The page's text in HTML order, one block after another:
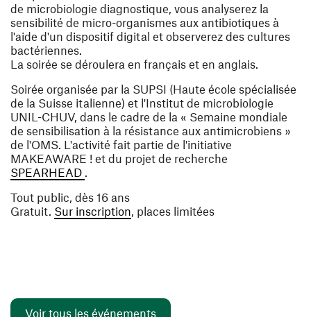
de microbiologie diagnostique, vous analyserez la
sensibilité de micro-organismes aux antibiotiques à
l'aide d'un dispositif digital et observerez des cultures
bactériennes.
La soirée se déroulera en français et en anglais.
Soirée organisée par la SUPSI (Haute école spécialisée
de la Suisse italienne) et l'Institut de microbiologie
UNIL-CHUV, dans le cadre de la « Semaine mondiale
de sensibilisation à la résistance aux antimicrobiens »
de l'OMS. L'activité fait partie de l'initiative
MAKEAWARE ! et du projet de recherche
SPEARHEAD .
Tout public, dès 16 ans
Gratuit. Sur inscription (ouvre une nouvelle fenêtre)
, places limitées
Voir tous les événements